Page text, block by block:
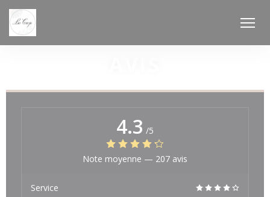
Personnalisation de vos choix en matière de cookies
4.3 /5
Note moyenne — 207 avis
Service